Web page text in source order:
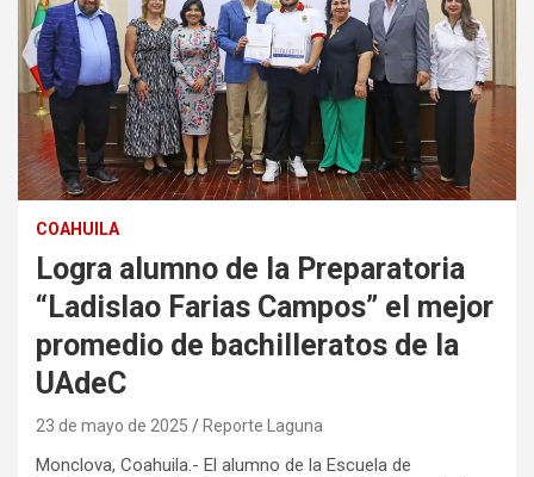
COAHUILA
Logra alumno de la Preparatoria
“Ladislao Farias Campos” el mejor
promedio de bachilleratos de la
UAdeC
23 de mayo de 2025 Reporte Laguna
Monclova, Coahuila.- El alumno de la Escuela de